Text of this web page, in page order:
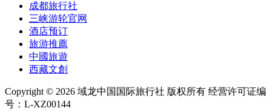
成都旅行社
三峡游轮官网
酒店预订
旅游推薦
中國旅遊
西藏文創
Copyright © 2026 域龙中国国际旅行社 版权所有 经营许可证编
号：L-XZ00144